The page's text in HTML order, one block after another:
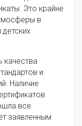
Это крайне
в
качества
и
Наличие
все
заявленным